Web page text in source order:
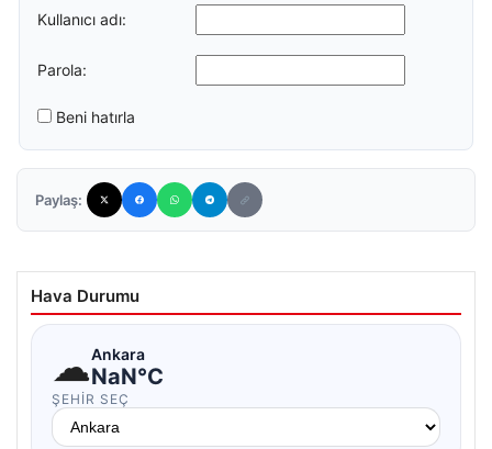
Kullanıcı adı:
Parola:
Beni hatırla
Paylaş:
Hava Durumu
☁Ankara
NaN°C
ŞEHIR SEÇ